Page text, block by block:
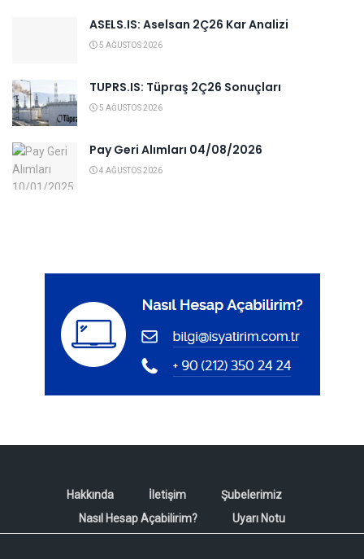
ASELS.IS: Aselsan 2Ç26 Kar Analizi
5 AĞUSTOS 2026
TUPRS.IS: Tüpraş 2Ç26 Sonuçları
5 AĞUSTOS 2026
Pay Geri Alımları 04/08/2026
4 AĞUSTOS 2026
Hakkında İletişim
Şubelerimiz
Nasıl Hesap Açabilirim?
Uyarı Notu